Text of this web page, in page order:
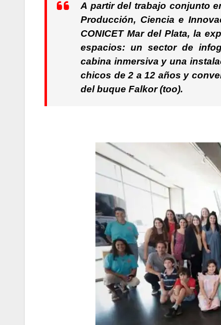
A partir del trabajo conjunto
Producción, Ciencia e
CONICET Mar del Plata, la
espacios: un sector de
cabina inmersiva y una
chicos de 2 a 12 años y
del buque Falkor (too).